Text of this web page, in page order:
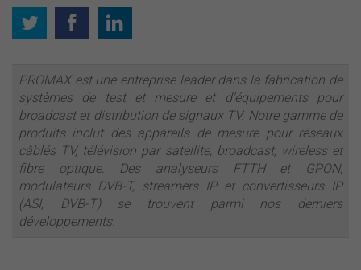
PROMAX est une entreprise leader dans la fabrication de
systèmes de test et mesure et d’équipements pour
broadcast et distribution de signaux TV. Notre gamme de
produits inclut des appareils de mesure pour réseaux
câblés TV, télévision par satellite, broadcast, wireless et
fibre optique. Des analyseurs FTTH et GPON,
modulateurs DVB-T, streamers IP et convertisseurs IP
(ASI, DVB-T) se trouvent parmi nos derniers
développements.